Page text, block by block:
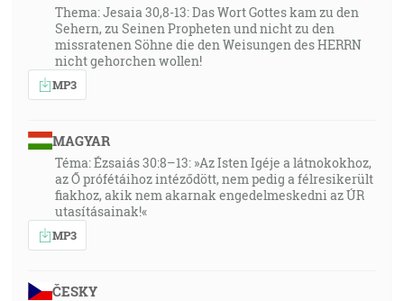
Thema: Jesaia 30,8-13: Das Wort Gottes kam zu den
Sehern, zu Seinen Propheten und nicht zu den
missratenen Söhne die den Weisungen des HERRN
nicht gehorchen wollen!
MP3
MAGYAR
Téma: Ézsaiás 30:8–13: »Az Isten Igéje a látnokokhoz,
az Ő prófétáihoz intéződött, nem pedig a félresikerült
fiakhoz, akik nem akarnak engedelmeskedni az ÚR
utasításainak!«
MP3
ČESKY